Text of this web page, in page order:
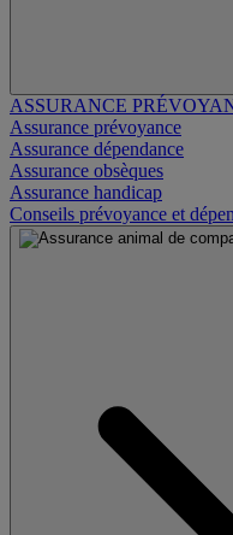
ASSURANCE
Assurance prévoyance
Assurance dépendance
Assurance obsèques
Assurance handicap
Conseils prévoyance et